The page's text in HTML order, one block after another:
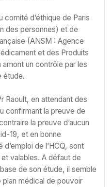
comité d’éthique de Paris
des personnes) et de
(ANSM : Agence
et des Produits
un contrôle par les
étude.
Raoult, en attendant des
confirmant la preuve de
la preuve d’aucun
19, et en bonne
de l’HCQ, sont
valables. A défaut de
de son étude, il semble
plan médical de pouvoir